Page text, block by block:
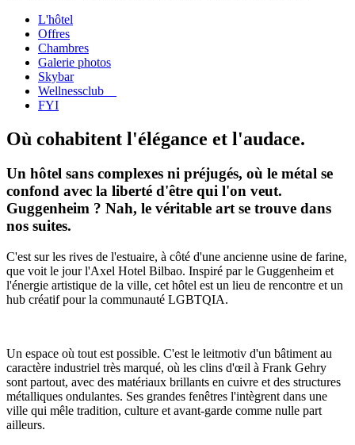
L'hôtel
Offres
Chambres
Galerie photos
Skybar
Wellnessclub
FYI
Où cohabitent l'élégance et l'audace.
Un hôtel sans complexes ni préjugés, où le métal se
confond avec la liberté d'être qui l'on veut.
Guggenheim ? Nah, le véritable art se trouve dans
nos suites.
C'est sur les rives de l'estuaire, à côté d'une ancienne usine de farine,
que voit le jour l'Axel Hotel Bilbao. Inspiré par le Guggenheim et
l'énergie artistique de la ville, cet hôtel est un lieu de rencontre et un
hub créatif pour la communauté LGBTQIA.
Un espace où tout est possible. C'est le leitmotiv d'un bâtiment au
caractère industriel très marqué, où les clins d'œil à Frank Gehry
sont partout, avec des matériaux brillants en cuivre et des structures
métalliques ondulantes. Ses grandes fenêtres l'intègrent dans une
ville qui mêle tradition, culture et avant-garde comme nulle part
ailleurs.